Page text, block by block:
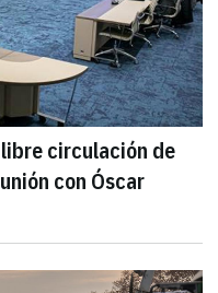
circulación de
con Óscar